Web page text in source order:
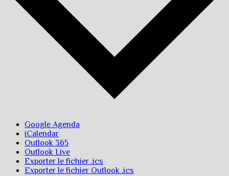
Google Agenda
iCalendar
Outlook 365
Outlook Live
Exporter le fichier .ics
Exporter le fichier Outlook .ics